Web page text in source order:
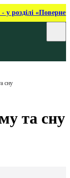
у розділі
сну
та сну